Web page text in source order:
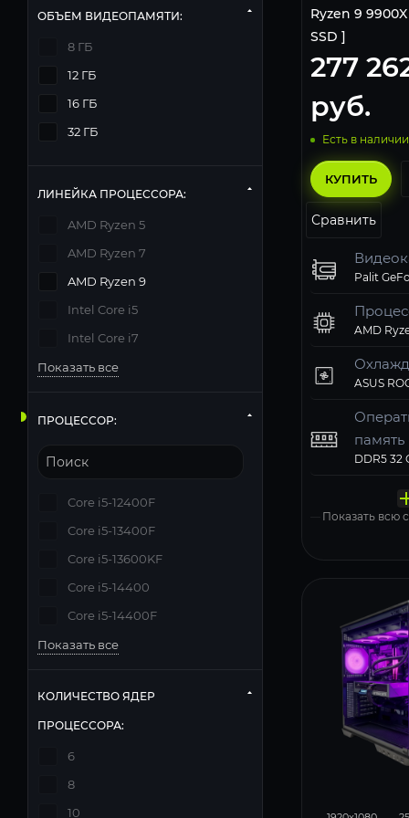
Ryzen 9
SSD ]
277
руб.
Есть в наличии
КУПИТЬ
Сравнить
AMD
память
Gigabyte
Windows
Показать всю
ОБЪЕМ ВИДЕОПАМЯТИ:
8 ГБ
12 ГБ
16 ГБ
32 ГБ
ЛИНЕЙКА ПРОЦЕССОРА:
AMD Ryzen 5
AMD Ryzen 7
AMD Ryzen 9
Intel Core i5
Intel Core i7
Показать все
ПРОЦЕССОР:
Core i5-12400F
Core i5-13400F
Core i5-13600KF
Core i5-14400
Core i5-14400F
Показать все
КОЛИЧЕСТВО ЯДЕР
ПРОЦЕССОРА:
6
8
10